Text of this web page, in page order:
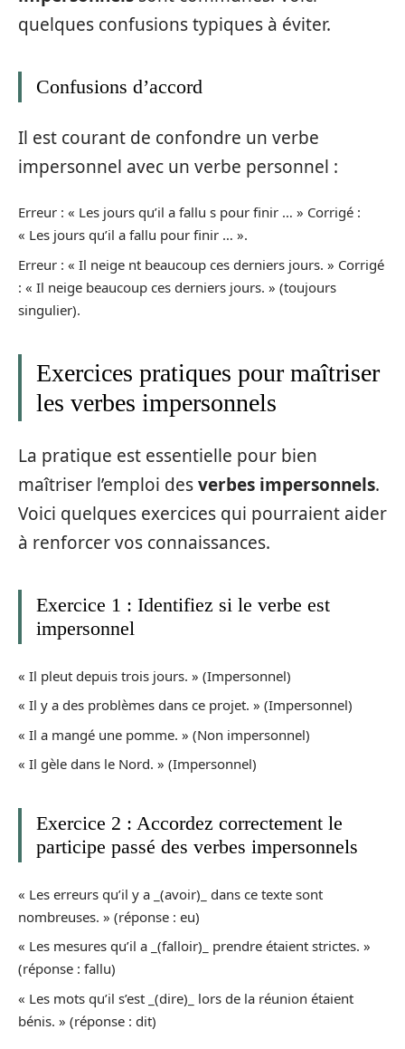
quelques confusions typiques à éviter.
Confusions d’accord
Il est courant de confondre un verbe
impersonnel avec un verbe personnel :
Erreur : « Les jours qu’il a fallu s pour finir … » Corrigé :
« Les jours qu’il a fallu pour finir … ».
Erreur : « Il neige nt beaucoup ces derniers jours. » Corrigé
: « Il neige beaucoup ces derniers jours. » (toujours
singulier).
Exercices pratiques pour maîtriser
les verbes impersonnels
La pratique est essentielle pour bien
maîtriser l’emploi desverbes impersonnels.
Voici quelques exercices qui pourraient aider
à renforcer vos connaissances.
Exercice 1 : Identifiez si le verbe est
impersonnel
« Il pleut depuis trois jours. » (Impersonnel)
« Il y a des problèmes dans ce projet. » (Impersonnel)
« Il a mangé une pomme. » (Non impersonnel)
« Il gèle dans le Nord. » (Impersonnel)
Exercice 2 : Accordez correctement le
participe passé des verbes impersonnels
« Les erreurs qu’il y a _(avoir)_ dans ce texte sont
nombreuses. » (réponse : eu)
« Les mesures qu’il a _(falloir)_ prendre étaient strictes. »
(réponse : fallu)
« Les mots qu’il s’est _(dire)_ lors de la réunion étaient
bénis. » (réponse : dit)